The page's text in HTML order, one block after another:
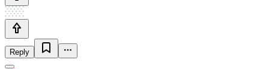
Reply